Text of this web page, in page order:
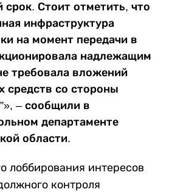
срок. Стоит отметить, что
инфраструктура
на момент передачи в
надлежащим
требовала вложений
средств со стороны
– сообщили в
департаменте
области.
лоббирования интересов
контроля